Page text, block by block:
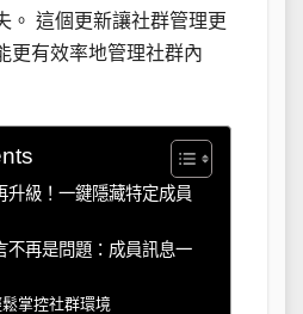
。 這個更新讓社群管理更
更有效率地管理社群內
升級！一鍵隱藏特定成員
不再是問題：成員訊息一
掌控社群環境